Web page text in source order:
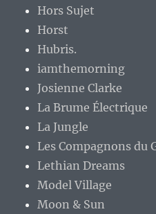
Hors Sujet
Horst
Hubris.
iamthemorning
Josienne Clarke
La Brume Électrique
La Jungle
Les Compagnons du
Lethian Dreams
Model Village
Moon & Sun